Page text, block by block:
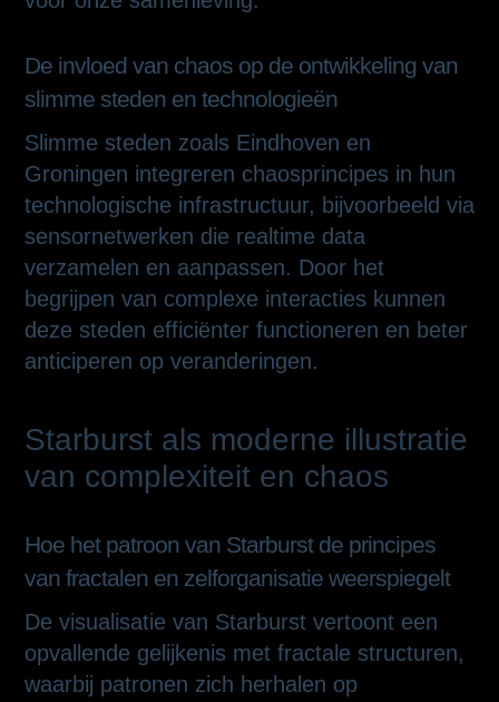
De invloed van chaos op de ontwikkeling van
slimme steden en technologieën
Slimme steden zoals Eindhoven en
Groningen integreren chaosprincipes in hun
technologische infrastructuur, bijvoorbeeld via
sensornetwerken die realtime data
verzamelen en aanpassen. Door het
begrijpen van complexe interacties kunnen
deze steden efficiënter functioneren en beter
anticiperen op veranderingen.
Starburst als moderne illustratie
van complexiteit en chaos
Hoe het patroon van Starburst de principes
van fractalen en zelforganisatie weerspiegelt
De visualisatie van Starburst vertoont een
opvallende gelijkenis met fractale structuren,
waarbij patronen zich herhalen op